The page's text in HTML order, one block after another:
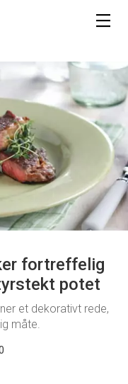
fortreffelig
potet
et dekorativt rede,
måte.